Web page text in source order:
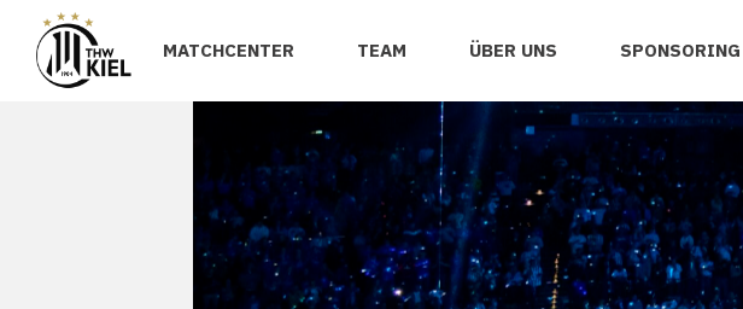
MATCHCENTER TEAM ÜBER UNS SPONSORING